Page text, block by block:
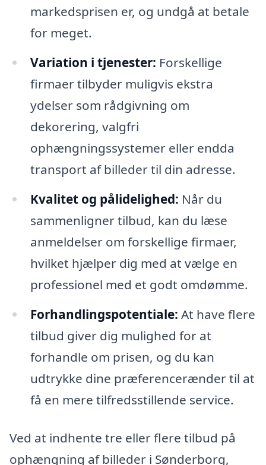
markedsprisen er, og undgå at betale
for meget.
Variation i tjenester: Forskellige
firmaer tilbyder muligvis ekstra
ydelser som rådgivning om
dekorering, valgfri
ophængningssystemer eller endda
transport af billeder til din adresse.
Kvalitet og pålidelighed: Når du
sammenligner tilbud, kan du læse
anmeldelser om forskellige firmaer,
hvilket hjælper dig med at vælge en
professionel med et godt omdømme.
Forhandlingspotentiale: At have flere
tilbud giver dig mulighed for at
forhandle om prisen, og du kan
udtrykke dine præferencerænder til at
få en mere tilfredsstillende service.
Ved at indhente tre eller flere tilbud på
ophængning af billeder i Sønderborg,